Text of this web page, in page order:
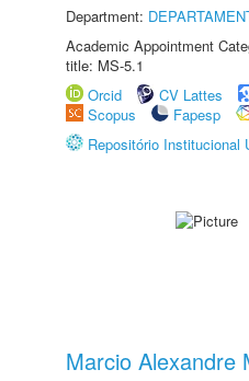
Department:
Academic Appointment
title: MS-5.1
Orcid
CV Lattes
Scopus
Fapesp
Repositório Institucional
Marcio Alexandre